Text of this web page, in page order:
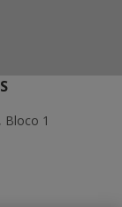
Bloco 1